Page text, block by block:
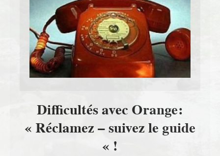
Difficultés avec Orange:
« Réclamez – suivez le guide
« !